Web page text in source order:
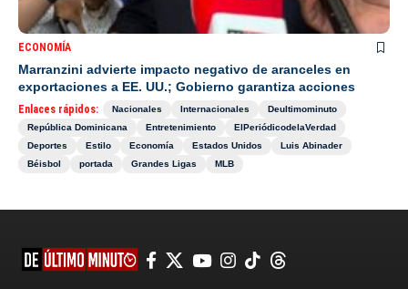
ECONOMÍA
Marranzini advierte impacto negativo de aranceles en
exportaciones a EE. UU.; Gobierno garantiza acciones
Enlaces rápidos: Nacionales Internacionales
Deultimominuto
República Dominicana
Entretenimiento
ElPeriódicodelaVerdad
Deportes
Estilo Economía Estados Unidos
Luis Abinader
Béisbol
portada Grandes Ligas MLB